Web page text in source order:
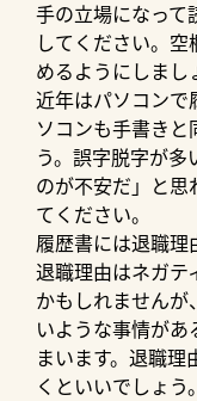
手の立場になって
してください。
めるようにしまし
近年はパソコンで
ソコンも手書きと
う。誤字脱字が多
のが不安だ」と思
てください。
履歴書には退職理
退職理由はネガテ
かもしれませんが
いような事情が
まいます。退職
くといいでしょう。